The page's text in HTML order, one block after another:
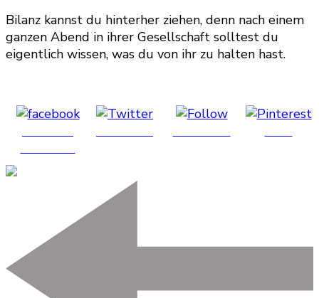
Bilanz kannst du hinterher ziehen, denn nach einem
ganzen Abend in ihrer Gesellschaft solltest du
eigentlich wissen, was du von ihr zu halten hast.